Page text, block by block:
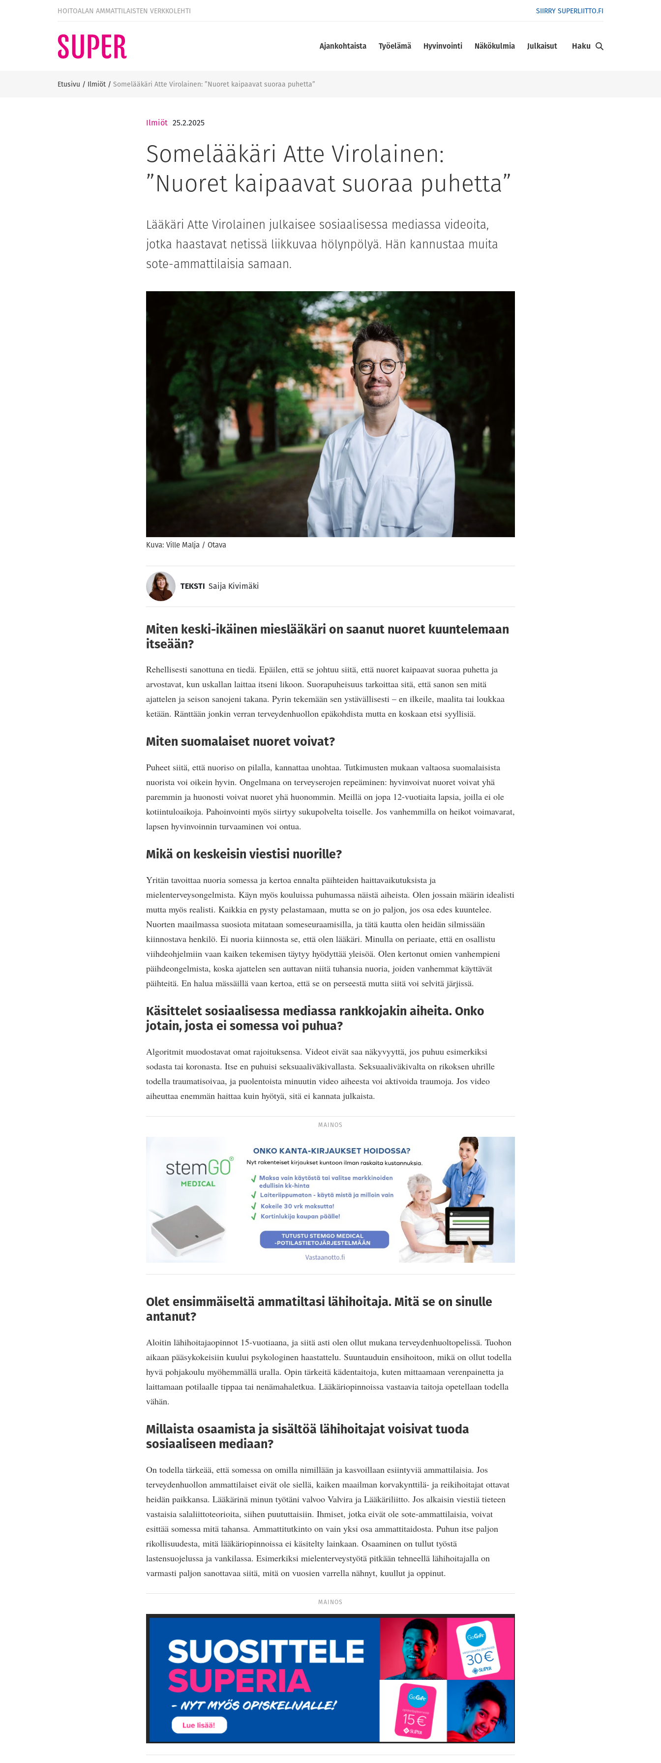
HOITOALAN AMMATTILAISTEN VERKKOLEHTI SIIRRY SUPERLIITTO.FI
Ajankohtaista Työelämä Hyvinvointi Näkökulmia Julkaisut Haku
Etusivu / Ilmiöt / Somelääkäri Atte Virolainen: ”Nuoret kaipaavat suoraa puhetta”
Ilmiöt 25.2.2025
Somelääkäri Atte Virolainen:
”Nuoret kaipaavat suoraa puhetta”
Lääkäri Atte Virolainen julkaisee sosiaalisessa mediassa videoita,
jotka haastavat netissä liikkuvaa hölynpölyä. Hän kannustaa muita
sote-ammattilaisia samaan.
Kuva: Ville Malja / Otava
TEKSTI Saija Kivimäki
Miten keski-ikäinen mieslääkäri on saanut nuoret kuuntelemaan
itseään?
Rehellisesti sanottuna en tiedä. Epäilen, että se johtuu siitä, että nuoret kaipaavat suoraa puhetta ja
arvostavat, kun uskallan laittaa itseni likoon. Suorapuheisuus tarkoittaa sitä, että sanon sen mitä
ajattelen ja seison sanojeni takana. Pyrin tekemään sen ystävällisesti – en ilkeile, maalita tai loukkaa
ketään. Ränttään jonkin verran terveydenhuollon epäkohdista mutta en koskaan etsi syyllisiä.
Miten suomalaiset nuoret voivat?
Puheet siitä, että nuoriso on pilalla, kannattaa unohtaa. Tutkimusten mukaan valtaosa suomalaisista
nuorista voi oikein hyvin. Ongelmana on terveyserojen repeäminen: hyvinvoivat nuoret voivat yhä
paremmin ja huonosti voivat nuoret yhä huonommin. Meillä on jopa 12-vuotiaita lapsia, joilla ei ole
kotiintuloaikoja. Pahoinvointi myös siirtyy sukupolvelta toiselle. Jos vanhemmilla on heikot voimavarat,
lapsen hyvinvoinnin turvaaminen voi ontua.
Mikä on keskeisin viestisi nuorille?
Yritän tavoittaa nuoria somessa ja kertoa ennalta päihteiden haittavaikutuksista ja
mielenterveysongelmista. Käyn myös kouluissa puhumassa näistä aiheista. Olen jossain määrin idealisti
mutta myös realisti. Kaikkia en pysty pelastamaan, mutta se on jo paljon, jos osa edes kuuntelee.
Nuorten maailmassa suosiota mitataan someseuraamisilla, ja tätä kautta olen heidän silmissään
kiinnostava henkilö. Ei nuoria kiinnosta se, että olen lääkäri. Minulla on periaate, että en osallistu
viihdeohjelmiin vaan kaiken tekemisen täytyy hyödyttää yleisöä. Olen kertonut omien vanhempieni
päihdeongelmista, koska ajattelen sen auttavan niitä tuhansia nuoria, joiden vanhemmat käyttävät
päihteitä. En halua mässäillä vaan kertoa, että se on perseestä mutta siitä voi selvitä järjissä.
Käsittelet sosiaalisessa mediassa rankkojakin aiheita. Onko
jotain, josta ei somessa voi puhua?
Algoritmit muodostavat omat rajoituksensa. Videot eivät saa näkyvyyttä, jos puhuu esimerkiksi
sodasta tai koronasta. Itse en puhuisi seksuaaliväkivallasta. Seksuaaliväkivalta on rikoksen uhrille
todella traumatisoivaa, ja puolentoista minuutin video aiheesta voi aktivoida traumoja. Jos video
aiheuttaa enemmän haittaa kuin hyötyä, sitä ei kannata julkaista.
MAINOS
Olet ensimmäiseltä ammatiltasi lähihoitaja. Mitä se on sinulle
antanut?
Aloitin lähihoitajaopinnot 15-vuotiaana, ja siitä asti olen ollut mukana terveydenhuoltopelissä. Tuohon
aikaan pääsykokeisiin kuului psykologinen haastattelu. Suuntauduin ensihoitoon, mikä on ollut todella
hyvä pohjakoulu myöhemmällä uralla. Opin tärkeitä kädentaitoja, kuten mittaamaan verenpainetta ja
laittamaan potilaalle tippaa tai nenämahaletkua. Lääkäriopinnoissa vastaavia taitoja opetellaan todella
vähän.
Millaista osaamista ja sisältöä lähihoitajat voisivat tuoda
sosiaaliseen mediaan?
On todella tärkeää, että somessa on omilla nimillään ja kasvoillaan esiintyviä ammattilaisia. Jos
terveydenhuollon ammattilaiset eivät ole siellä, kaiken maailman korvakynttilä- ja reikihoitajat ottavat
heidän paikkansa. Lääkärinä minun työtäni valvoo Valvira ja Lääkäriliitto. Jos alkaisin viestiä tieteen
vastaisia salaliittoteorioita, siihen puututtaisiin. Ihmiset, jotka eivät ole sote-ammattilaisia, voivat
esittää somessa mitä tahansa. Ammattitutkinto on vain yksi osa ammattitaidosta. Puhun itse paljon
rikollisuudesta, mitä lääkäriopinnoissa ei käsitelty lainkaan. Osaaminen on tullut työstä
lastensuojelussa ja vankilassa. Esimerkiksi mielenterveystyötä pitkään tehneellä lähihoitajalla on
varmasti paljon sanottavaa siitä, mitä on vuosien varrella nähnyt, kuullut ja oppinut.
MAINOS